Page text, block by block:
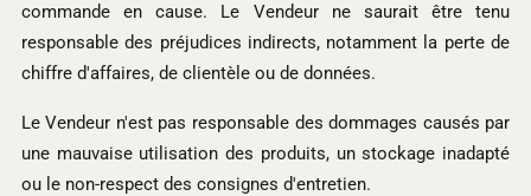
commande en cause. Le Vendeur ne saurait être tenu
responsable des préjudices indirects, notamment la perte de
chiffre d'affaires, de clientèle ou de données.
Le Vendeur n'est pas responsable des dommages causés par
une mauvaise utilisation des produits, un stockage inadapté
ou le non-respect des consignes d'entretien.